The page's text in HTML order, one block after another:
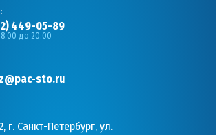
449-05-89
8.00 до 20.00
sto.ru
г. Санкт-Петербург, ул.